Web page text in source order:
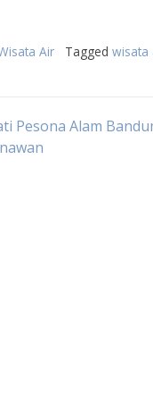
Air Tagged wisata
Pesona Alam